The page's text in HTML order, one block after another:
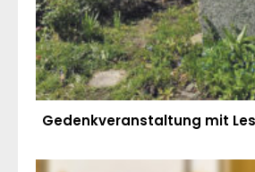
Gedenkveranstaltung mit